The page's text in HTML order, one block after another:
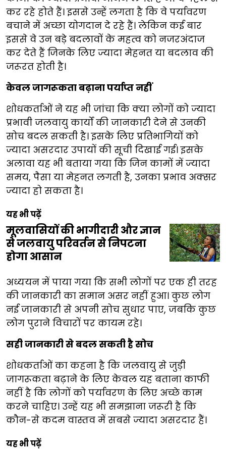
कर रहे होते हैं। इससे उन्हें लगता है कि वे पर्यावरण
बचाने में अच्छा योगदान दे रहे हैं। लेकिन कई बार
इससे वे उन बड़े बदलावों के महत्व को नजरअंदाज
कर देते हैं जिनके लिए ज्यादा मेहनत या बदलाव की
जरूरत होती है।
केवल जागरूकता बढ़ाना पर्याप्त नहीं
शोधकर्ताओं ने यह भी जांचा कि क्या लोगों को ज्यादा
प्रभावी जलवायु कार्यों की जानकारी देने से उनकी
सोच बदल सकती है। इसके लिए प्रतिभागियों को
ज्यादा असरदार उपायों की सूची दिखाई गई। इसके
अलावा यह भी बताया गया कि जिन कामों में ज्यादा
समय, पैसा या मेहनत लगती है, उनका प्रभाव अक्सर
ज्यादा हो सकता है।
यह भी पढ़ें
मूलवासियों की भागीदारी और ज्ञान
से जलवायु परिवर्तन से निपटना
होगा आसान
अध्ययन में पाया गया कि सभी लोगों पर एक ही तरह
की जानकारी का समान असर नहीं हुआ। कुछ लोग
नई जानकारी से अपनी सोच सुधार पाए, जबकि कुछ
लोग पुराने विचारों पर कायम रहे।
सही जानकारी से बदल सकती है सोच
शोधकर्ताओं का कहना है कि जलवायु से जुड़ी
जागरूकता बढ़ाने के लिए केवल यह बताना काफी
नहीं है कि लोगों को पर्यावरण के लिए अच्छे काम
करने चाहिए। उन्हें यह भी समझाना जरूरी है कि
कौन-से कदम वास्तव में सबसे ज्यादा असरदार हैं।
यह भी पढ़ें